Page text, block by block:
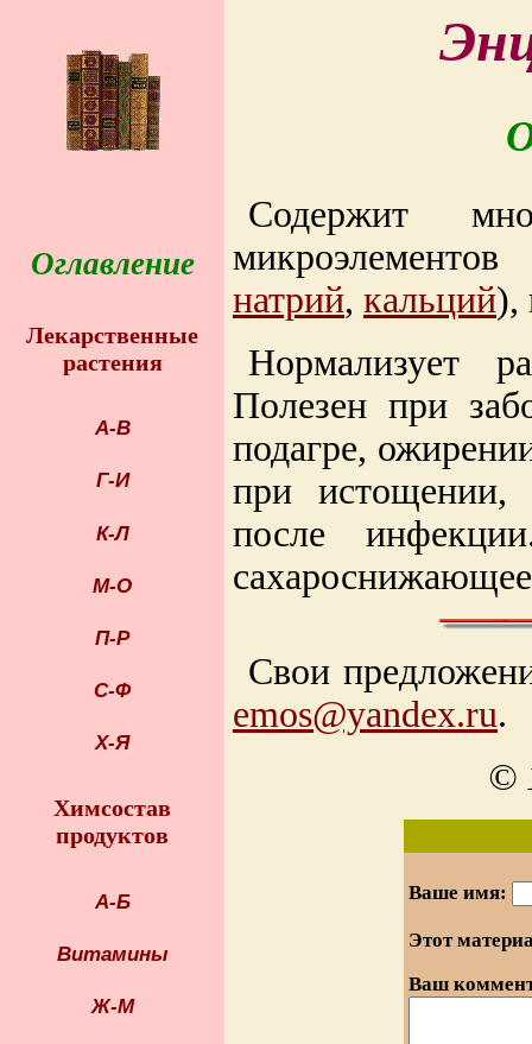
Оглавление
Лекарственные
растения
А-В
Г-И
К-Л
М-О
П-Р
С-Ф
Х-Я
Химсостав
продуктов
А-Б
Витамины
Ж-М
Содержит
натрий, кальций),
Нормализует
Полезен при
подагре,
при истощении,
после
сахароснижающее
Свои
emos@yandex.ru.
©
Ваше имя:
Этот
Ваш